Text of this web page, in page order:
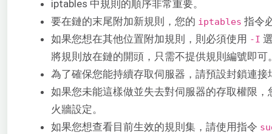
iptables 中規則的順序非常重要。
要在鏈的末尾附加新規則，您的 ​ iptables 指令
如果您想在其他位置附加規則，則必須使用 ​ -I
將規則放在鏈的開頭，只需不提供規則編號即可
為了確保您能持續存取伺服器，請預設封鎖連接
如果您未能這樣做並失去對伺服器的存取權限
火牆設定。
如果您想查看目前生效的規則集，請使用指令